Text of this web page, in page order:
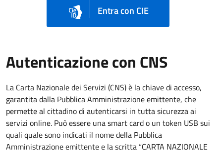
Entra con CIE
Autenticazione con CNS
La Carta Nazionale dei Servizi (CNS) è la chiave di accesso,
garantita dalla Pubblica Amministrazione emittente, che
permette al cittadino di autenticarsi in tutta sicurezza ai
servizi online. Può essere una smart card o un token USB sui
quali quale sono indicati il nome della Pubblica
Amministrazione emittente e la scritta “CARTA NAZIONALE